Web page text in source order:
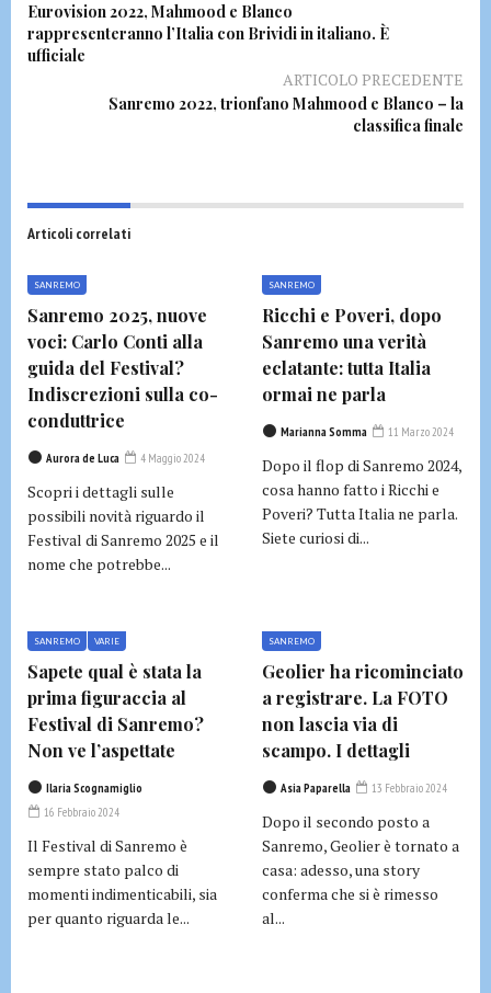
Eurovision 2022, Mahmood e Blanco
rappresenteranno l’Italia con Brividi in italiano. È
ufficiale
ARTICOLO PRECEDENTE
Sanremo 2022, trionfano Mahmood e Blanco – la
classifica finale
Articoli correlati
SANREMO
Sanremo 2025, nuove
voci: Carlo Conti alla
guida del Festival?
Indiscrezioni sulla co-
conduttrice
Aurora de Luca 4 Maggio 2024
Scopri i dettagli sulle
possibili novità riguardo il
Festival di Sanremo 2025 e il
nome che potrebbe...
SANREMO
Ricchi e Poveri, dopo
Sanremo una verità
eclatante: tutta Italia
ormai ne parla
Marianna Somma 11 Marzo 2024
Dopo il flop di Sanremo 2024,
cosa hanno fatto i Ricchi e
Poveri? Tutta Italia ne parla.
Siete curiosi di...
SANREMO VARIE
Sapete qual è stata la
prima figuraccia al
Festival di Sanremo?
Non ve l’aspettate
Ilaria Scognamiglio
16 Febbraio 2024
Il Festival di Sanremo è
sempre stato palco di
momenti indimenticabili, sia
per quanto riguarda le...
SANREMO
Geolier ha ricominciato
a registrare. La FOTO
non lascia via di
scampo. I dettagli
Asia Paparella 13 Febbraio 2024
Dopo il secondo posto a
Sanremo, Geolier è tornato a
casa: adesso, una story
conferma che si è rimesso
al...